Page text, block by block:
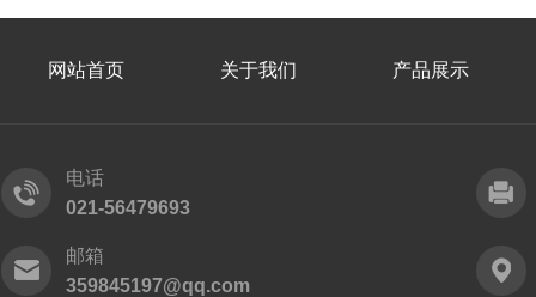
网站首页 关于我们 产品展示
电话
021-56479693
邮箱
359845197@qq.com